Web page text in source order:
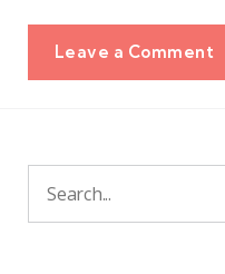
Leave a Comment
Search
for: